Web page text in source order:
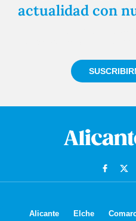
actualidad con
Alicante Elche